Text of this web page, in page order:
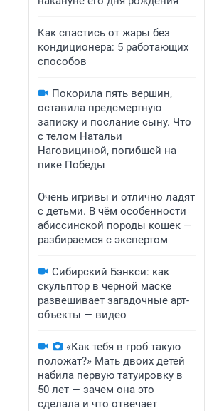
Как спастись от жары без
кондиционера: 5 работающих
способов
Покорила пять вершин,
оставила предсмертную
записку и послание сыну. Что
с телом Натальи
Наговициной, погибшей на
пике Победы
Очень игривы и отлично ладят
с детьми. В чём особенности
абиссинской породы кошек —
разбираемся с экспертом
Сибирский Бэнкси: как
скульптор в черной маске
развешивает загадочные арт-
объекты — видео
«Как тебя в гроб такую
положат?» Мать двоих детей
набила первую татуировку в
50 лет — зачем она это
сделала и что отвечает